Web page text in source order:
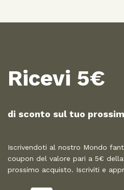
Ricevi 5€
di sconto sul tuo
Iscrivendoti al nostro Mondo
coupon del valore pari a 5€
prossimo acquisto. Iscriviti e